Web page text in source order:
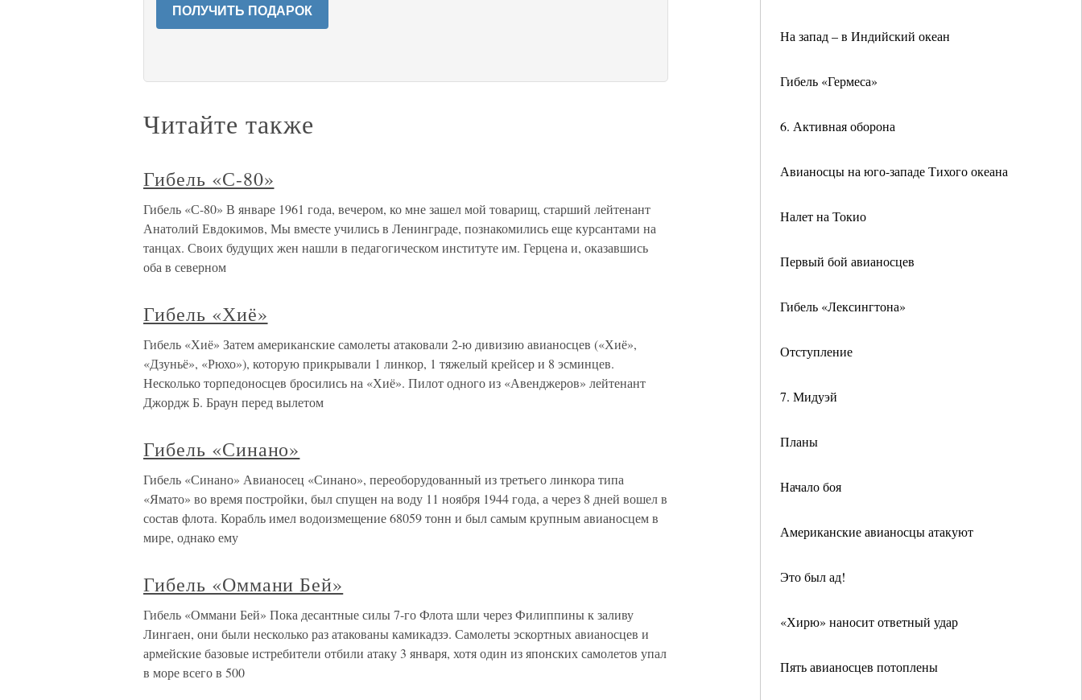
На запад – в Индийский океан
Гибель «Гермеса»
6. Активная оборона
Авианосцы на юго-западе Тихого океана
Налет на Токио
Первый бой авианосцев
Гибель «Лексингтона»
Отступление
7. Мидуэй
Планы
Начало боя
Американские авианосцы атакуют
Это был ад!
«Хирю» наносит ответный удар
Пять авианосцев потоплены
ПОЛУЧИТЬ ПОДАРОК
Читайте также
Гибель «С-80»
Гибель «С-80» В январе 1961 года, вечером, ко мне зашел мой товарищ, старший лейтенант
Анатолий Евдокимов, Мы вместе учились в Ленинграде, познакомились еще курсантами на
танцах. Своих будущих жен нашли в педагогическом институте им. Герцена и, оказавшись
оба в северном
Гибель «Хиё»
Гибель «Хиё» Затем американские самолеты атаковали 2-ю дивизию авианосцев («Хиё»,
«Дзуньё», «Рюхо»), которую прикрывали 1 линкор, 1 тяжелый крейсер и 8 эсминцев.
Несколько торпедоносцев бросились на «Хиё». Пилот одного из «Авенджеров» лейтенант
Джордж Б. Браун перед вылетом
Гибель «Синано»
Гибель «Синано» Авианосец «Синано», переоборудованный из третьего линкора типа
«Ямато» во время постройки, был спущен на воду 11 ноября 1944 года, а через 8 дней вошел в
состав флота. Корабль имел водоизмещение 68059 тонн и был самым крупным авианосцем в
мире, однако ему
Гибель «Оммани Бей»
Гибель «Оммани Бей» Пока десантные силы 7-го Флота шли через Филиппины к заливу
Лингаен, они были несколько раз атакованы камикадзэ. Самолеты эскортных авианосцев и
армейские базовые истребители отбили атаку 3 января, хотя один из японских самолетов упал
в море всего в 500